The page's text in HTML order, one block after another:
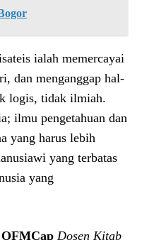
ialah memercayai
dan menganggap hal-
logis, tidak ilmiah.
ilmu pengetahuan dan
yang harus lebih
yang terbatas
yang
Dosen Kitab